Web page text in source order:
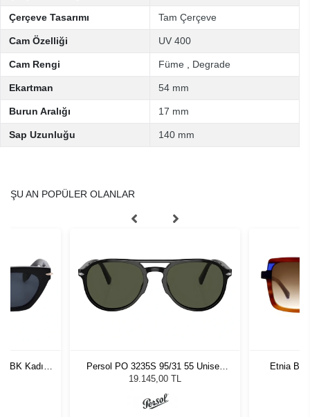
Çerçeve Tasarımı Tam Çerçeve
Cam Özelliği UV 400
Cam Rengi Füme Degrade
Ekartman 54 mm
Burun Aralığı 17 mm
Sap Uzunluğu 140 mm
ŞU AN POPÜLER OLANLAR
Kadın
Persol PO 3235S 95/31 55 Unisex
Güneş Gözlüğü
19.145,00 TL
Etnia